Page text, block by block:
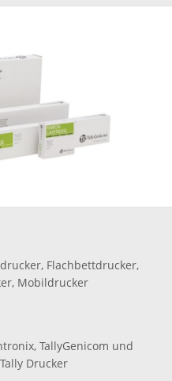
Flachbettdrucker,
Mobildrucker
TallyGenicom und
Drucker